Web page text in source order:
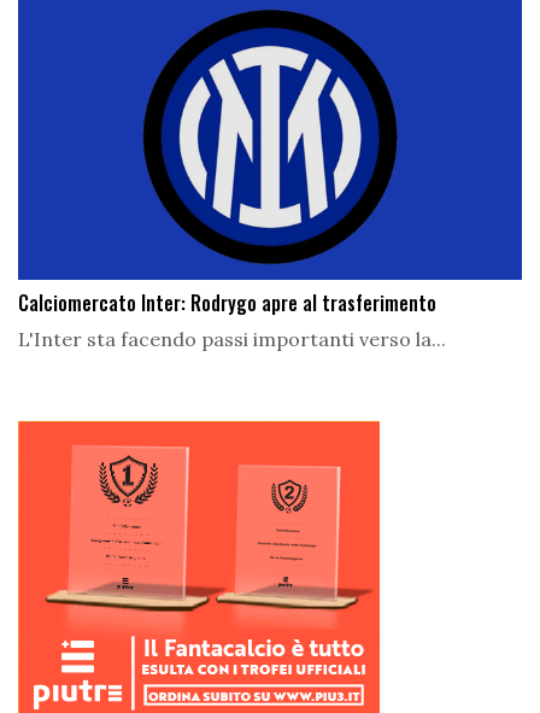
Calciomercato Inter: Rodrygo apre al trasferimento
L'Inter sta facendo passi importanti verso la...